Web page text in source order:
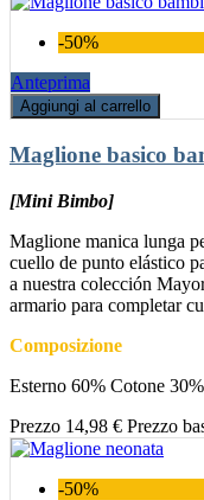
-50%
Anteprima
Aggiungi al carrello
Maglione basico
[Mini Bimbo]
Maglione manica lunga
cuello de punto elástico
a nuestra colección
armario para completar
Composizione
Esterno 60% Cotone
Prezzo 14,98 € Prezzo
-50%